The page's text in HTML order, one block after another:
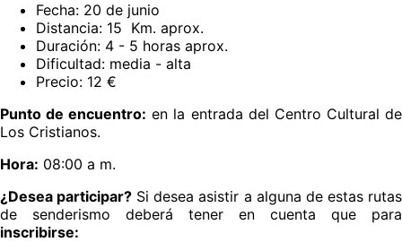
Fecha: 20 de junio
Distancia: 15 Km. aprox.
Duración: 4 - 5 horas aprox.
Dificultad: media - alta
Precio: 12 €
Punto de encuentro: en la entrada del Centro Cultural de
Los Cristianos.
Hora: 08:00 a m.
¿Desea participar? Si desea asistir a alguna de estas rutas
de senderismo deberá tener en cuenta que para
inscribirse: